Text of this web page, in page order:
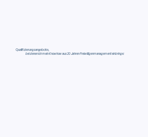
Qualifizierungsangebote,
bei denen ich mein Knowhow aus 20 Jahren Freiwilligenmanagement einbringe: